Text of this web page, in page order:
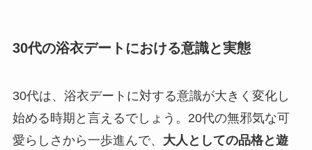
30代の浴衣デートにおける意識と実態
30代は、浴衣デートに対する意識が大きく変化し
始める時期と言えるでしょう。20代の無邪気な可
愛らしさから一歩進んで、 大人としての品格と遊